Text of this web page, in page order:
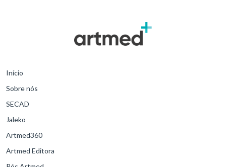
Início
Sobre nós
SECAD
Jaleko
Artmed360
Artmed Editora